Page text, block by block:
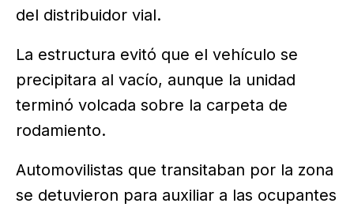
del distribuidor vial.
La estructura evitó que el vehículo se
precipitara al vacío, aunque la unidad
terminó volcada sobre la carpeta de
rodamiento.
Automovilistas que transitaban por la zona
se detuvieron para auxiliar a las ocupantes